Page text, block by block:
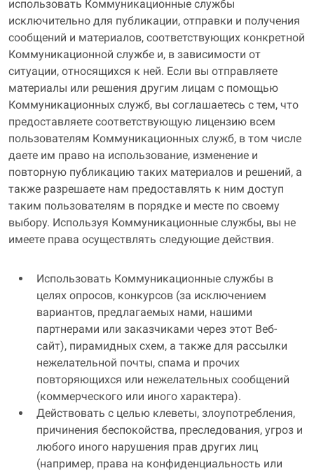
использовать Коммуникационные службы
исключительно для публикации, отправки и получения
сообщений и материалов, соответствующих конкретной
Коммуникационной службе и, в зависимости от
ситуации, относящихся к ней. Если вы отправляете
материалы или решения другим лицам с помощью
Коммуникационных служб, вы соглашаетесь с тем, что
предоставляете соответствующую лицензию всем
пользователям Коммуникационных служб, в том числе
даете им право на использование, изменение и
повторную публикацию таких материалов и решений, а
также разрешаете нам предоставлять к ним доступ
таким пользователям в порядке и месте по своему
выбору. Используя Коммуникационные службы, вы не
имеете права осуществлять следующие действия.
Использовать Коммуникационные службы в
целях опросов, конкурсов (за исключением
вариантов, предлагаемых нами, нашими
партнерами или заказчиками через этот Веб-
сайт), пирамидных схем, а также для рассылки
нежелательной почты, спама и прочих
повторяющихся или нежелательных сообщений
(коммерческого или иного характера).
Действовать с целью клеветы, злоупотребления,
причинения беспокойства, преследования, угроз и
любого иного нарушения прав других лиц
(например, права на конфиденциальность или